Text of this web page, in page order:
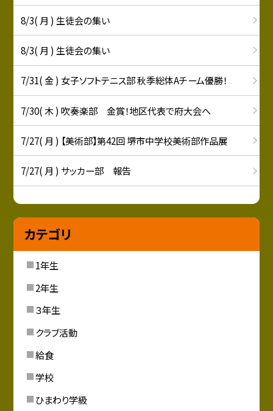
8/3( 月 ) 生徒会の集い
8/3( 月 ) 生徒会の集い
7/31( 金 ) 女子ソフトテニス部 秋季総体Aチーム優勝！
7/30( 木 ) 吹奏楽部 金賞！地区代表で府大会へ
7/27( 月 ) 【美術部】第42回 堺市中学校美術部作品展
7/27( 月 ) サッカー部 報告
カテゴリ
1年生
2年生
３年生
クラブ活動
給食
学校
ひまわり学級